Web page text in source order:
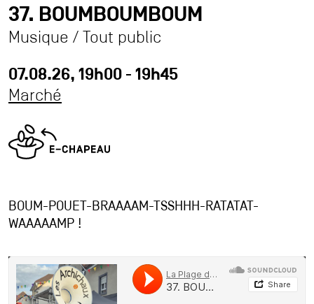
Association des Ami·es de La Plage
Inscription à la newsletter
37. BOUMBOUMBOUM
Musique / Tout public
07.08.26, 19h00 - 19h45
Marché
BOUM-POUET-BRAAAAM-TSSHHH-RATATAT-
WAAAAAMP !